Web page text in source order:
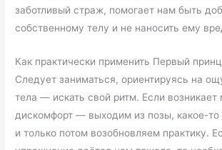
заботливый страж, помогает нам быть
собственному телу и не наносить ему
Как практически применить Первый
Следует заниматься, ориентируясь на
тела — искать свой ритм. Если
дискомфорт — выходим из позы, какое-
и только потом возобновляем практику.